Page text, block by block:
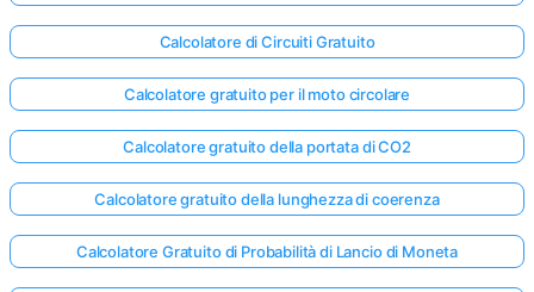
Calcolatore di Circuiti Gratuito
Calcolatore gratuito per il moto circolare
Calcolatore gratuito della portata di CO2
Calcolatore gratuito della lunghezza di coerenza
Calcolatore Gratuito di Probabilità di Lancio di Moneta